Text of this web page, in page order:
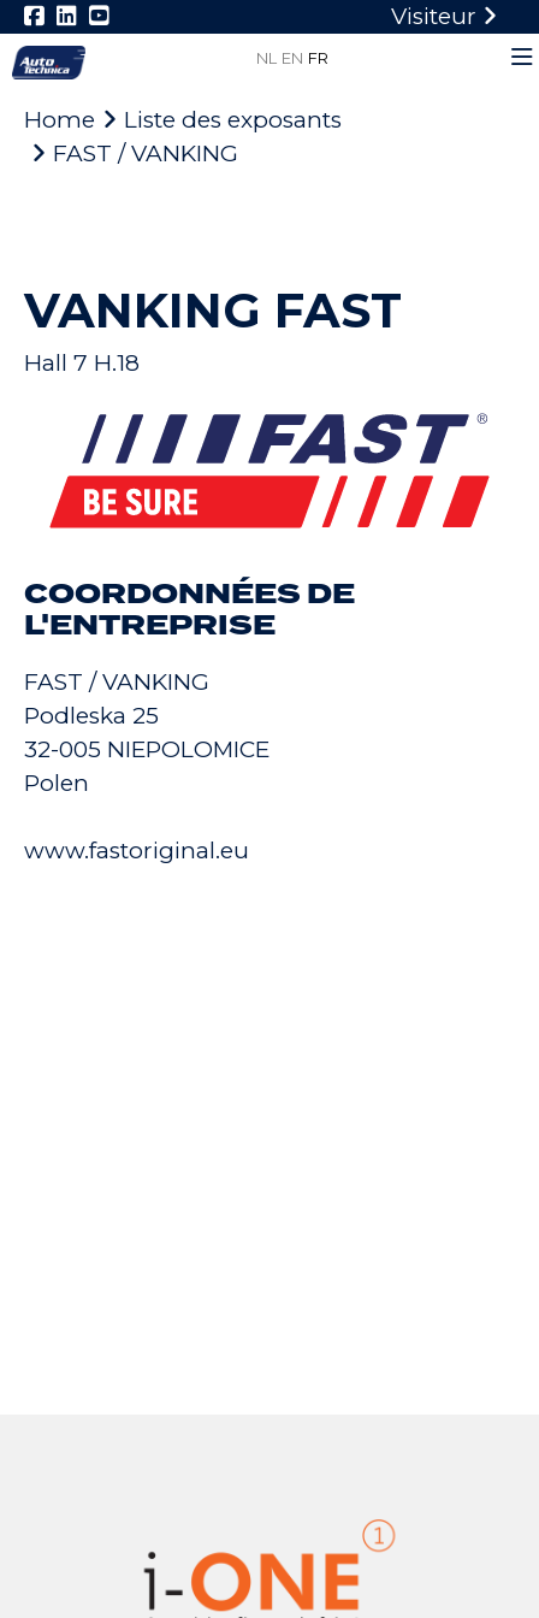
Visiteur
NL EN FR
Home
Liste des exposants
FAST / VANKING
VANKING FAST
Hall 7 H.18
COORDONNÉES DE
L'ENTREPRISE
FAST / VANKING
Podleska 25
32-005 NIEPOLOMICE
Polen
www.fastoriginal.eu